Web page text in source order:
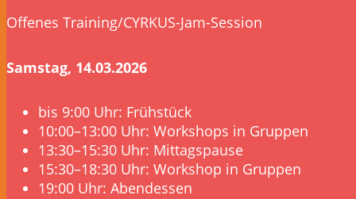
Offenes Training/CYRKUS-Jam-Session
Samstag, 14.03.2026
bis 9:00 Uhr: Frühstück
10:00–13:00 Uhr: Workshops in Gruppen
13:30–15:30 Uhr: Mittagspause
15:30–18:30 Uhr: Workshop in Gruppen
19:00 Uhr: Abendessen